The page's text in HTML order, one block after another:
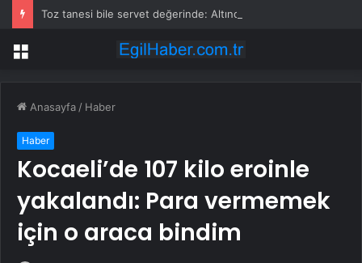
Menü
Anasayfa / Haber
Haber
Kocaeli’de 107 kilo eroinle
yakalandı: Para vermemek
için o araca bindim